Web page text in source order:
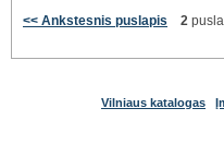
<< Ankstesnis puslapis
2
Vilniaus katalogas